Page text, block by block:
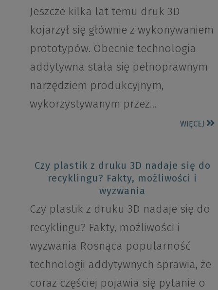
Jeszcze kilka lat temu druk 3D
kojarzył się głównie z wykonywaniem
prototypów. Obecnie technologia
addytywna stała się pełnoprawnym
narzędziem produkcyjnym,
wykorzystywanym przez…
WIĘCEJ
Czy plastik z druku 3D nadaje się do
recyklingu? Fakty, możliwości i
wyzwania
Czy plastik z druku 3D nadaje się do
recyklingu? Fakty, możliwości i
wyzwania Rosnąca popularność
technologii addytywnych sprawia, że
coraz częściej pojawia się pytanie o